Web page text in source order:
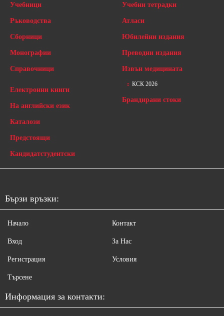
Учебници
Ръководства
Сборници
Монографии
Справочници
Учебни тетрадки
Атласи
Юбилейни издания
Преводни издания
Извън медицината
Електронни книги
На английски език
Каталози
Предстоящи
Кандидатстудентски
КСК 2026
Брандирани стоки
Бързи връзки:
Начало
Вход
Регистрация
Търсене
Контакт
За Нас
Условия
Информация за контакти: